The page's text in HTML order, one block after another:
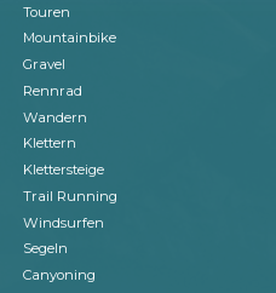
Touren
Mountainbike
Gravel
Rennrad
Wandern
Klettern
Klettersteige
Trail Running
Windsurfen
Segeln
Canyoning